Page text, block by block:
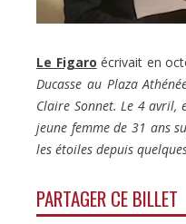
Le Figaro écrivait en
Ducasse au Plaza
Claire Sonnet. Le 4 avril,
jeune femme de 31 ans
les étoiles depuis
PARTAGER CE BILLET